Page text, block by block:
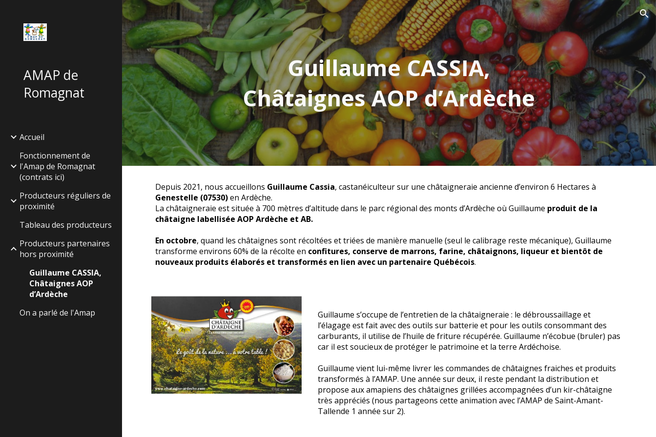
Skip to main content Skip to navigation
AMAP de
Romagnat
Accueil
Fonctionnement de
l'Amap de Romagnat
(contrats ici)
Producteurs réguliers de
proximité
Tableau des producteurs
Producteurs partenaires
hors proximité
Guillaume CASSIA,
Châtaignes AOP
d’Ardèche
On a parlé de l'Amap
Guillaume CASSIA,
Châtaignes AOP d’Ardèche
Depuis 2021, nous accueillons Guillaume Cassia, castanéiculteur sur une châtaigneraie ancienne d’environ 6 Hectares à
Genestelle (07530)en Ardèche.
La châtaigneraie est située à 700 mètres d’altitude dans le parc régional des monts d’Ardèche où Guillaume produit de la
châtaigne labellisée AOP Ardèche et AB.
En octobre, quand les châtaignes sont récoltées et triées de manière manuelle (seul le calibrage reste mécanique), Guillaume
transforme environs 60% de la récolte en confitures, conserve de marrons, farine, châtaignons, liqueur et bientôt de
nouveaux produits élaborés et transformés en lien avec un partenaire Québécois.
Guillaume s’occupe de l’entretien de la châtaigneraie : le débroussaillage et
l’élagage est fait avec des outils sur batterie et pour les outils consommant des
carburants, il utilise de l’huile de friture récupérée. Guillaume n’écobue (bruler) pas
car il est soucieux de protéger le patrimoine et la terre Ardéchoise.
Guillaume vient lui-même livrer les commandes de châtaignes fraiches et produits
transformés à l’AMAP. Une année sur deux, il reste pendant la distribution et
propose aux amapiens des châtaignes grillées accompagnées d’un kir-châtaigne
très appréciés (nous partageons cette animation avec l’AMAP de Saint-Amant-
Tallende 1 année sur 2).